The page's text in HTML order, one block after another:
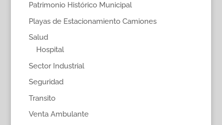
Patrimonio Histórico Municipal
Playas de Estacionamiento Camiones
Salud
Hospital
Sector Industrial
Seguridad
Transito
Venta Ambulante